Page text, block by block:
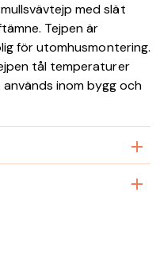
med slät
Tejpen är
för utomhusmontering.
tål temperaturer
inom bygg och